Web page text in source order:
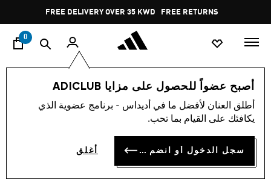
Pause
promotion
rotation
FREE DELIVERY OVER 35 KWD FREE RETURNS
0
أصبح عضواً للحصول على مزايا ADICLUB
أطلق العنان لأفضل ما في أديداس - برنامج عضوية الذي
يكافئك على القيام بما تحب.
سجل الدخول أو انضم الآن أغلق
اسلوب حياة العلامات التجارية أوريجينالز أحذية
-30%
حذاء MERCEDES - AMG
PETRONAS FORMULA ONE